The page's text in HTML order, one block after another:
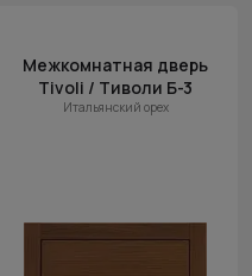
Межкомнатная дверь
Tivoli / Тиволи Б-3
Итальянский орех